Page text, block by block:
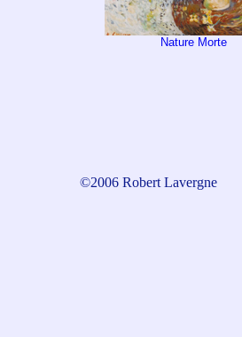
Nature Morte
©2006 Robert Lavergne